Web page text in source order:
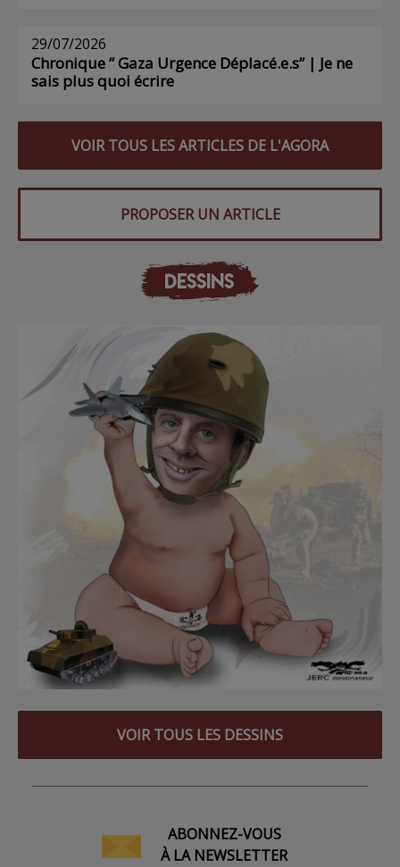
29/07/2026
Chronique ” Gaza Urgence Déplacé.e.s” | Je ne
sais plus quoi écrire
VOIR TOUS LES ARTICLES DE L'AGORA
PROPOSER UN ARTICLE
DESSINS
VOIR TOUS LES DESSINS
ABONNEZ-VOUS
À LA NEWSLETTER